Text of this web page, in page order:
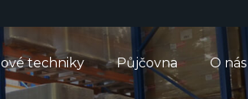
techniky Půjčovna O nás